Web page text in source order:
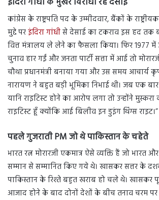
कांग्रेस के राष्ट्रपति पद के उम्मीदवार, बैंकों के
मुद्दे परइंदिरा गांधीसे देसाई का टकराव इस हद तक
वित्त मंत्रालय ले लेने का फैसला किया। फिर 1977 में
चुनाव हार गईं और जनता पार्टी सत्ता में आई तो
चौथा प्रधानमंत्री बनाया गया और उस समय आचार्य
नारायण ने बहुत बड़ी भूमिका निभाई थी। जब एक
यानि राइटिस्ट होने का आरोप लगा तो उन्होंने
राइटिस्ट हूँ क्योंकि आई बिलीव इन डुइंग थिंग्स राइट।”
पहले गुजराती PM जो थे पाकिस्तान के चहेते
भारत रत्न मोरारजी एकमात्र ऐसे व्यक्ति हैं जो भारत
सम्मान से सम्मानित किए गये थे। खासकर सत्तर के
पाकिस्तान के रिश्ते बहुत खराब हो चले थे। खासकर
आजाद होने के बाद दोनों देशों के बीच तनाव चरम पर